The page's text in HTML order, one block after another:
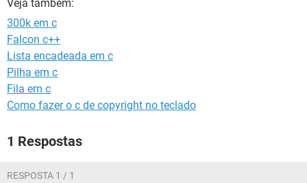
Veja também:
300k em c
Falcon c++
Lista encadeada em c
Pilha em c
Fila em c
Como fazer o c de copyright no teclado
1 Respostas
RESPOSTA 1 / 1